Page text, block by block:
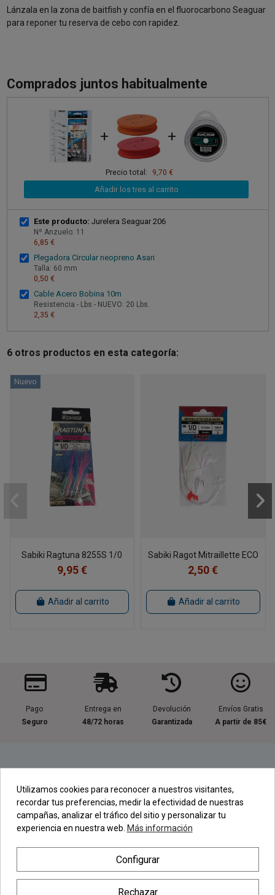
Lánzala en la zona de baitfish y confía en el fluorocarbono Seaguar
para reponer tu reserva de cebo con rapidez.
Comprados juntos habitualmente
+ +
Precio total: 9,70 €
Añadir los tres al carrito
Este producto: Jurelera Seaguar 206
Nº Anzuelo: 11
6,85 €
Plegadora Circular neopreno Asari
Talla: 60 mm
0,50 €
Cable Acero Bobina 10m
Resistencia - Lbs - NUEVO: 20 Lbs.
2,35 €
6 otros productos en esta categoría:
Nuevo
Sabiki Ragtuna 8255S 1/0
9,95 €
Añadir al carrito
Sabiki Ragot Mitraillette ECO
2,50 €
Añadir al carrito
Pago
Seguro
Entrega en
48/72 horas
Devolución
Garantizada
Envíos Gratis
A partir de 85€
Contacta con nosotros
Regístrate en nuestra Newsletter
Newsletter
Utilizamos cookies para reconocer a nuestros visitantes,
recordar tus preferencias, medir la efectividad de nuestras
campañas, analizar el tráfico del sitio y personalizar tu
experiencia en nuestra web. Más información
Configurar
Rechazar